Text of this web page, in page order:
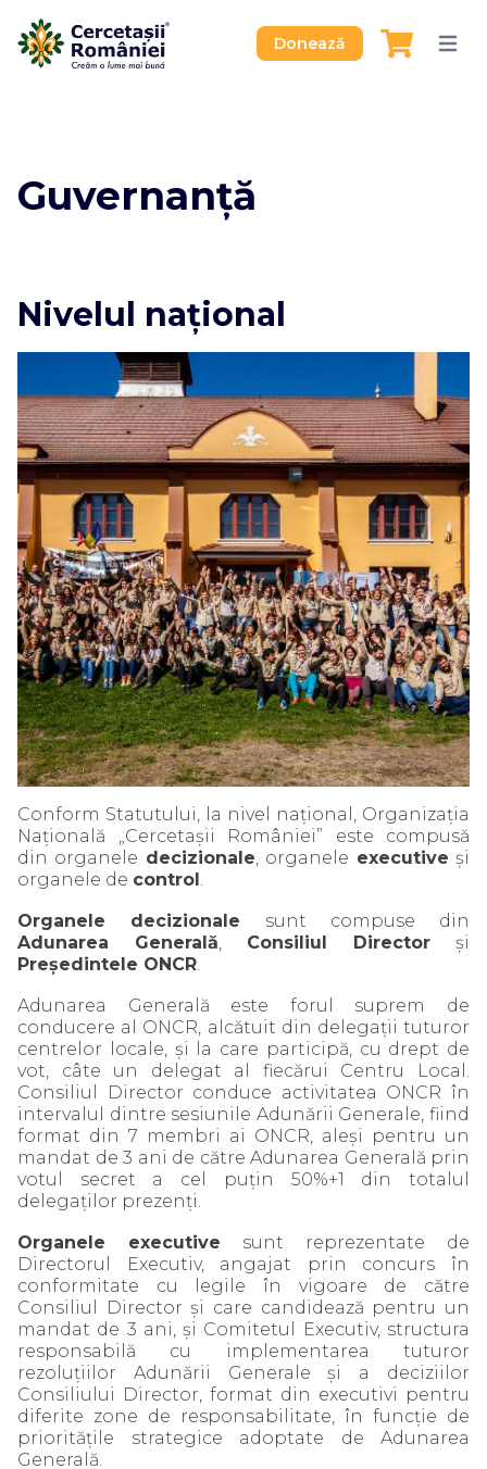
Donează
Guvernanță
Nivelul naţional
Conform Statutului, la nivel naţional, Organizaţia
Naţională „Cercetaşii României” este compusă
din organele decizionale, organele executive şi
organele de control.
Organele decizionale sunt compuse din
Adunarea Generală, Consiliul Director şi
Preşedintele ONCR.
Adunarea Generală este forul suprem de
conducere al ONCR, alcătuit din delegaţii tuturor
centrelor locale, şi la care participă, cu drept de
vot, câte un delegat al fiecărui Centru Local.
Consiliul Director conduce activitatea ONCR în
intervalul dintre sesiunile Adunării Generale, fiind
format din 7 membri ai ONCR, aleşi pentru un
mandat de 3 ani de către Adunarea Generală prin
votul secret a cel puţin 50%+1 din totalul
delegaţilor prezenţi.
Organele executive sunt reprezentate de
Directorul Executiv, angajat prin concurs în
conformitate cu legile în vigoare de către
Consiliul Director şi care candidează pentru un
mandat de 3 ani, şi Comitetul Executiv, structura
responsabilă cu implementarea tuturor
rezoluţiilor Adunării Generale şi a deciziilor
Consiliului Director, format din executivi pentru
diferite zone de responsabilitate, în funcţie de
priorităţile strategice adoptate de Adunarea
Generală.